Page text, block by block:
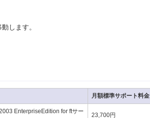
します。
月額標準サポート料金
EnterpriseEdition for ftサー
23,700円